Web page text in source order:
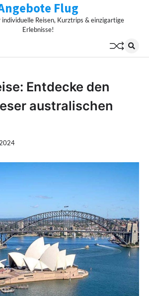
Flug
individuelle Reisen, Kurztrips & einzigartige
Erlebnisse!
Entdecke den
australischen